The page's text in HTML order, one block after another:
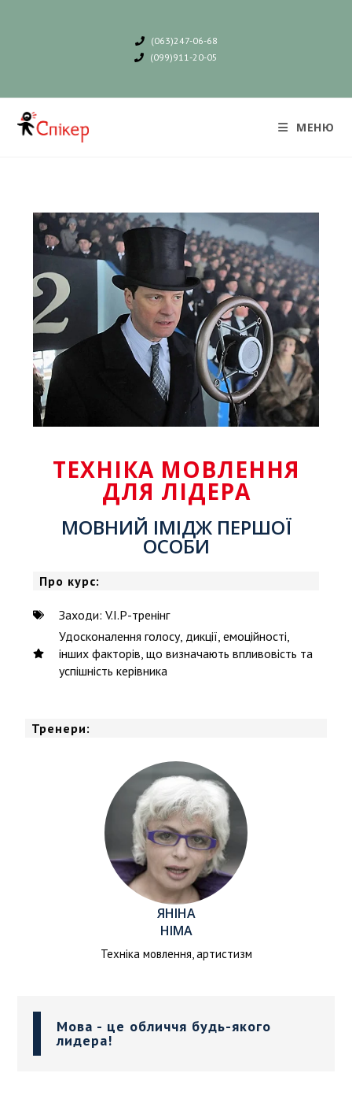
(063)247-06-68
(099)911-20-05
МЕНЮ
ТЕХНІКА МОВЛЕННЯ
ДЛЯ ЛІДЕРА
МОВНИЙ ІМІДЖ ПЕРШОЇ
ОСОБИ
Про курс:
Заходи: V.I.P-тренінг
Удосконалення голосу, дикції, емоційності,
інших факторів, що визначають впливовість та
успішність керівника
Тренери:
ЯНІНА
НІМА
Техніка мовлення, артистизм
Мова - це обличчя будь-якого
лидера!